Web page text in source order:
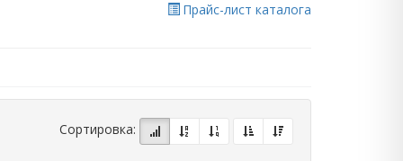
Прайс-лист каталога
Сортировка: